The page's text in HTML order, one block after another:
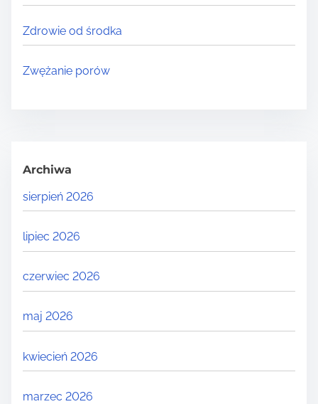
Zdrowie od środka
Zwężanie porów
Archiwa
sierpień 2026
lipiec 2026
czerwiec 2026
maj 2026
kwiecień 2026
marzec 2026